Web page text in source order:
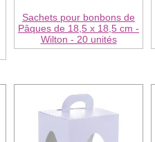
Sachets pour bonbons de
Pâques de 18,5 x 18,5 cm -
Wilton - 20 unités